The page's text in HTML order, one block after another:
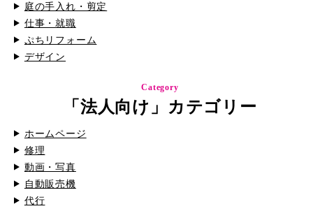
庭の手入れ・剪定
仕事・就職
ぷちリフォーム
デザイン
Category
「法人向け」カテゴリー
ホームページ
修理
動画・写真
自動販売機
代行